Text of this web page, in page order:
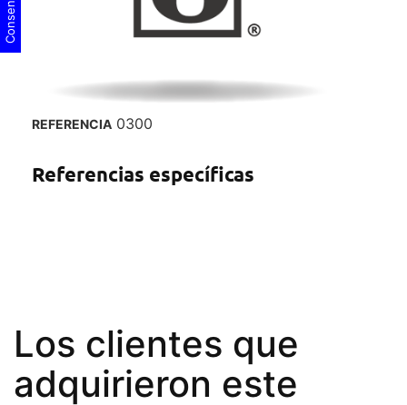
REFERENCIA 0300
Referencias específicas
Los clientes que
adquirieron este